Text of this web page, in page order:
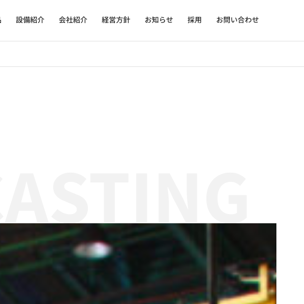
設備紹介 会社紹介 経営方針 お知らせ 採用 お問い合わせ